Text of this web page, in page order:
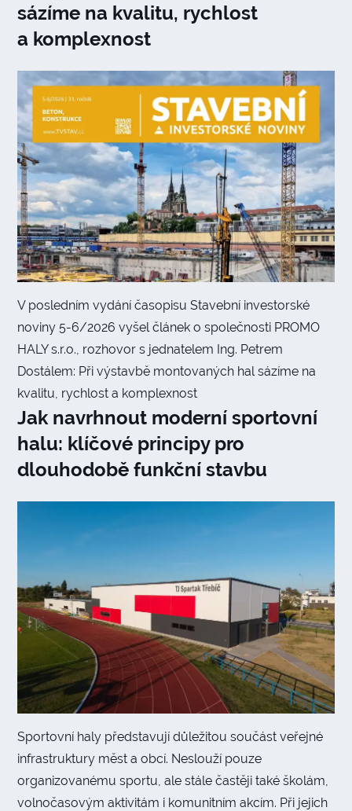
sázíme na kvalitu, rychlost
a komplexnost
V posledním vydání časopisu Stavební investorské
noviny 5-6/2026 vyšel článek o společnosti PROMO
HALY s.r.o., rozhovor s jednatelem Ing. Petrem
Dostálem: Při výstavbě montovaných hal sázíme na
kvalitu, rychlost a komplexnost
Jak navrhnout moderní sportovní
halu: klíčové principy pro
dlouhodobě funkční stavbu
Sportovní haly představují důležitou součást veřejné
infrastruktury měst a obcí. Neslouží pouze
organizovanému sportu, ale stále častěji také školám,
volnočasovým aktivitám i komunitním akcím. Při jejich